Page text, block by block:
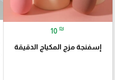
10 ₪
إسفنجة مزج المكياج الدقيقة